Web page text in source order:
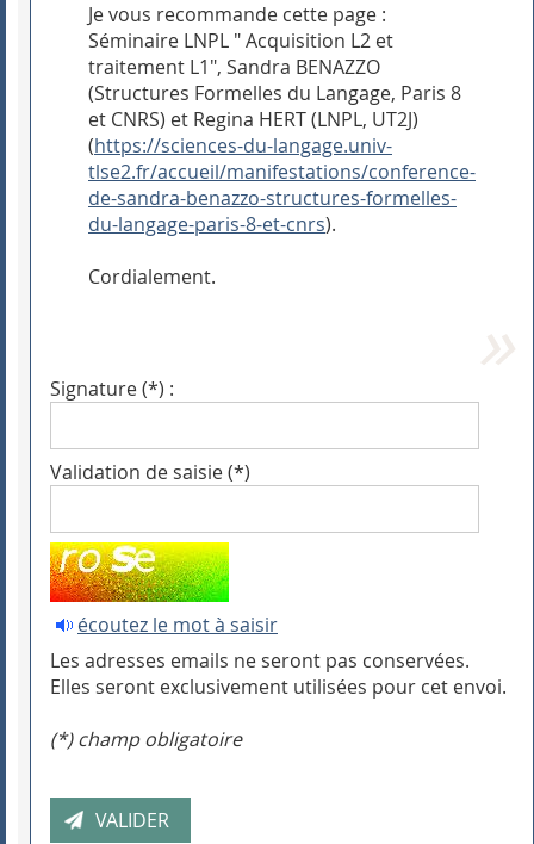
Je vous recommande cette page :
Séminaire LNPL " Acquisition L2 et
traitement L1", Sandra BENAZZO
(Structures Formelles du Langage, Paris 8
et CNRS) et Regina HERT (LNPL, UT2J)
(https://sciences-du-langage.univ-
tlse2.fr/accueil/manifestations/conference-
de-sandra-benazzo-structures-formelles-
du-langage-paris-8-et-cnrs).
Cordialement.
Signature (*) :
Validation de saisie (*)
écoutez le mot à saisir
Les adresses emails ne seront pas conservées.
Elles seront exclusivement utilisées pour cet envoi.
(*) champ obligatoire